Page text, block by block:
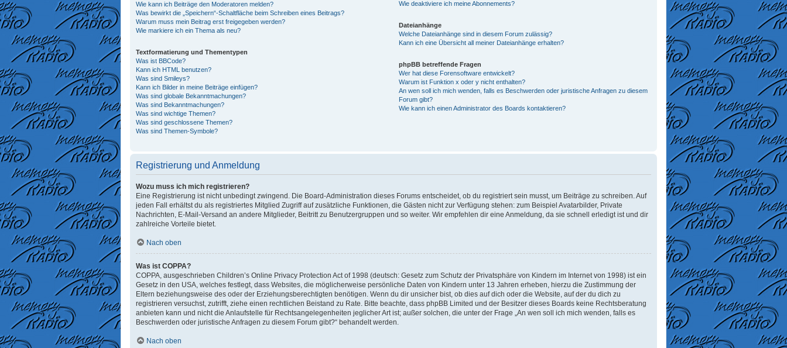
Wie kann ich Beiträge den Moderatoren melden?
Was bewirkt die „Speichern“-Schaltfläche beim Schreiben eines Beitrags?
Warum muss mein Beitrag erst freigegeben werden?
Wie markiere ich ein Thema als neu?
Textformatierung und Thementypen
Was ist BBCode?
Kann ich HTML benutzen?
Was sind Smileys?
Kann ich Bilder in meine Beiträge einfügen?
Was sind globale Bekanntmachungen?
Was sind Bekanntmachungen?
Was sind wichtige Themen?
Was sind geschlossene Themen?
Was sind Themen-Symbole?
Wie deaktiviere ich meine Abonnements?
Dateianhänge
Welche Dateianhänge sind in diesem Forum zulässig?
Kann ich eine Übersicht all meiner Dateianhänge erhalten?
phpBB betreffende Fragen
Wer hat diese Forensoftware entwickelt?
Warum ist Funktion x oder y nicht enthalten?
An wen soll ich mich wenden, falls es Beschwerden oder juristische Anfragen zu diesem
Forum gibt?
Wie kann ich einen Administrator des Boards kontaktieren?
Registrierung und Anmeldung
Wozu muss ich mich registrieren?
Eine Registrierung ist nicht unbedingt zwingend. Die Board-Administration dieses Forums entscheidet, ob du registriert sein musst, um Beiträge zu schreiben. Auf
jeden Fall erhältst du als registriertes Mitglied Zugriff auf zusätzliche Funktionen, die Gästen nicht zur Verfügung stehen: zum Beispiel Avatarbilder, Private
Nachrichten, E-Mail-Versand an andere Mitglieder, Beitritt zu Benutzergruppen und so weiter. Wir empfehlen dir eine Anmeldung, da sie schnell erledigt ist und dir
zahlreiche Vorteile bietet.
Nach oben
Was ist COPPA?
COPPA, ausgeschrieben Children’s Online Privacy Protection Act of 1998 (deutsch: Gesetz zum Schutz der Privatsphäre von Kindern im Internet von 1998) ist ein
Gesetz in den USA, welches festlegt, dass Websites, die möglicherweise persönliche Daten von Kindern unter 13 Jahren erheben, hierzu die Zustimmung der
Eltern beziehungsweise des oder der Erziehungsberechtigten benötigen. Wenn du dir unsicher bist, ob dies auf dich oder die Website, auf der du dich zu
registrieren versuchst, zutrifft, ziehe einen rechtlichen Beistand zu Rate. Bitte beachte, dass phpBB Limited und der Besitzer dieses Boards keine Rechtsberatung
anbieten kann und nicht die Anlaufstelle für Rechtsangelegenheiten jeglicher Art ist; außer solchen, die unter der Frage „An wen soll ich mich wenden, falls es
Beschwerden oder juristische Anfragen zu diesem Forum gibt?“ behandelt werden.
Nach oben